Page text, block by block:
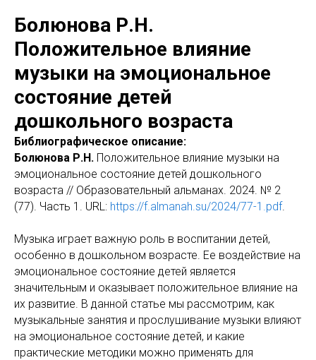
Болюнова Р.Н.
Положительное влияние
музыки на эмоциональное
состояние детей
дошкольного возраста
Библиографическое описание:
Болюнова Р.Н. Положительное влияние музыки на
эмоциональное состояние детей дошкольного
возраста // Образовательный альманах. 2024. № 2
(77). Часть 1. URL: https://f.almanah.su/2024/77-1.pdf.
Музыка играет важную роль в воспитании детей,
особенно в дошкольном возрасте. Ее воздействие на
эмоциональное состояние детей является
значительным и оказывает положительное влияние на
их развитие. В данной статье мы рассмотрим, как
музыкальные занятия и прослушивание музыки влияют
на эмоциональное состояние детей, и какие
практические методики можно применять для